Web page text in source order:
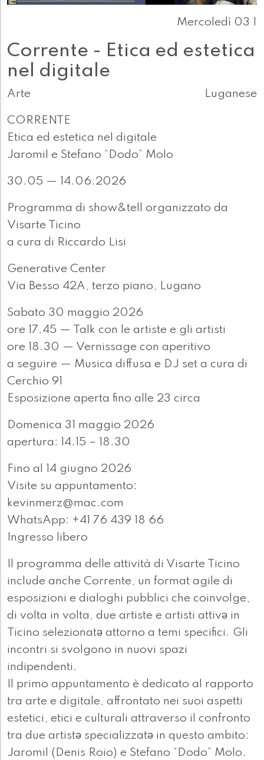
Mercoledì 03 |
Corrente - Etica ed estetica
nel digitale
Arte Luganese
CORRENTE
Etica ed estetica nel digitale
Jaromil e Stefano “Dodo” Molo
30.05 — 14.06.2026
Programma di show&tell organizzato da
Visarte Ticino
a cura di Riccardo Lisi
Generative Center
Via Besso 42A, terzo piano, Lugano
Sabato 30 maggio 2026
ore 17.45 — Talk con le artiste e gli artisti
ore 18.30 — Vernissage con aperitivo
a seguire — Musica diffusa e DJ set a cura di
Cerchio 91
Esposizione aperta fino alle 23 circa
Domenica 31 maggio 2026
apertura: 14.15 – 18.30
Fino al 14 giugno 2026
Visite su appuntamento:
kevinmerz@mac.com
WhatsApp: +41 76 439 18 66
Ingresso libero
Il programma delle attività di Visarte Ticino
include anche Corrente, un format agile di
esposizioni e dialoghi pubblici che coinvolge,
di volta in volta, due artiste e artisti attivә in
Ticino selezionatә attorno a temi specifici. Gli
incontri si svolgono in nuovi spazi
indipendenti.
Il primo appuntamento è dedicato al rapporto
tra arte e digitale, affrontato nei suoi aspetti
estetici, etici e culturali attraverso il confronto
tra due artistә specializzatә in questo ambito:
Jaromil (Denis Roio) e Stefano “Dodo” Molo.